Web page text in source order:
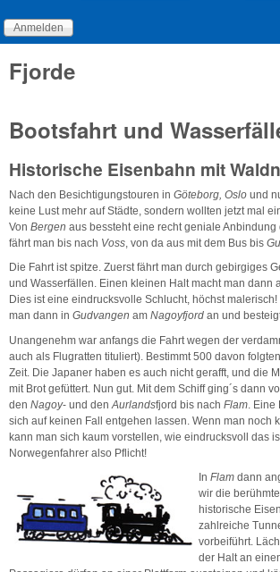
Fjorde
Bootsfahrt und
Historische Eisenbahn mit
Nach den Besichtigungstouren in Göteborg, Oslo und
keine Lust mehr auf Städte, sondern wollten jetzt mal
Von Bergen aus bessteht eine recht geniale Anbindung
fährt man bis nach Voss , von da aus mit dem Bus bis
Die Fahrt ist spitze. Zuerst fährt man durch gebirgiges
und Wasserfällen. Einen kleinen Halt macht man dann
Dies ist eine eindrucksvolle Schlucht, höchst
man dann in Gudvangen am Nagoyfjord an und
Unangenehm war anfangs die Fahrt wegen der
auch als Flugratten tituliert). Bestimmt 500 davon
Zeit. Die Japaner haben es auch nicht gerafft, und die
mit Brot gefüttert. Nun gut. Mit dem Schiff ging´s dann
den Nagoy- und denAurlandsfjord bis nach Flam. Eine
sich auf keinen Fall entgehen lassen. Wenn man noch
kann man sich kaum vorstellen, wie eindrucksvoll das
Norwegenfahrer also Pflicht!
In Flam dann
wir die berühmte
historische
zahlreiche
vorbeiführt.
der Halt an